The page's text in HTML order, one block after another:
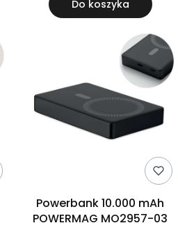
Do koszyka
Powerbank 10.000 mAh
POWERMAG MO2957-03